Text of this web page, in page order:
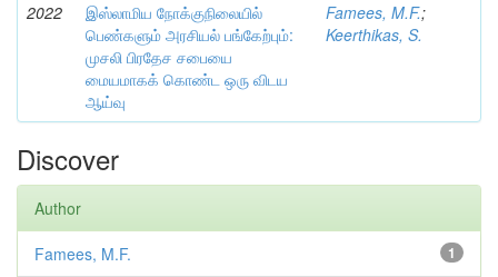
2022
இஸ்லாமிய நோக்குநிலையில்
பெண்களும் அரசியல் பங்கேற்பும்:
முசலி பிரதேச சபையை
மையமாகக் கொண்ட ஒரு விடய
ஆய்வு
Famees, M.F.;
Keerthikas, S.
Discover
Author
1
Famees, M.F.